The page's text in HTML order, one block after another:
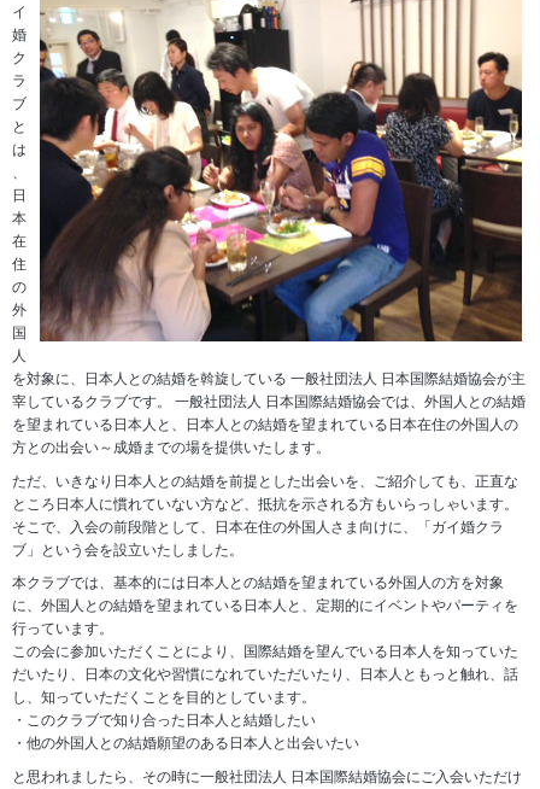
イ
婚
ク
ラ
ブ
と
は
、
日
本
在
住
の
外
国
人
を対象に、日本人との結婚を斡旋している 一般社団法人 日本国際結婚協会が主
宰しているクラブです。 一般社団法人 日本国際結婚協会では、外国人との結婚
を望まれている日本人と、日本人との結婚を望まれている日本在住の外国人の
方との出会い～成婚までの場を提供いたします。
ただ、いきなり日本人との結婚を前提とした出会いを、ご紹介しても、正直な
ところ日本人に慣れていない方など、抵抗を示される方もいらっしゃいます。
そこで、入会の前段階として、日本在住の外国人さま向けに、「ガイ婚クラ
ブ」という会を設立いたしました。
本クラブでは、基本的には日本人との結婚を望まれている外国人の方を対象
に、外国人との結婚を望まれている日本人と、定期的にイベントやパーティを
行っています。
この会に参加いただくことにより、国際結婚を望んでいる日本人を知っていた
だいたり、日本の文化や習慣になれていただいたり、日本人ともっと触れ、話
し、知っていただくことを目的としています。
このクラブで知り合った日本人と結婚したい
他の外国人との結婚願望のある日本人と出会いたい
と思われましたら、その時に一般社団法人 日本国際結婚協会にご入会いただけ